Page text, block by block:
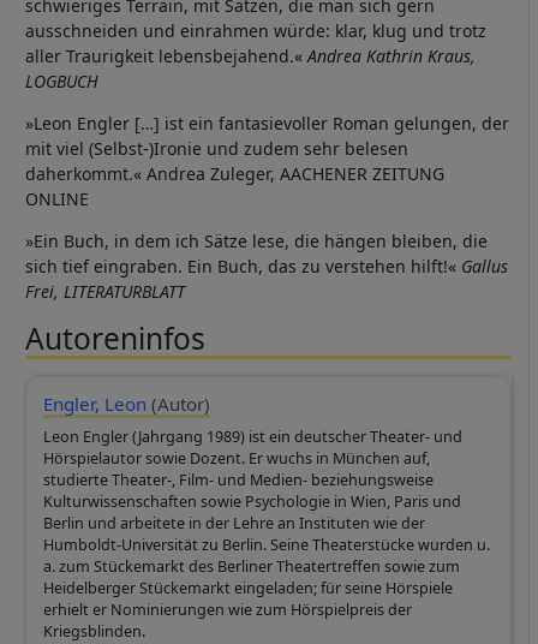
schwieriges Terrain, mit Sätzen, die man sich gern
ausschneiden und einrahmen würde: klar, klug und trotz
aller Traurigkeit lebensbejahend.«Andrea Kathrin Kraus,
LOGBUCH
»Leon Engler […] ist ein fantasievoller Roman gelungen, der
mit viel (Selbst-)Ironie und zudem sehr belesen
daherkommt.« Andrea Zuleger, AACHENER ZEITUNG
ONLINE
»Ein Buch, in dem ich Sätze lese, die hängen bleiben, die
sich tief eingraben. Ein Buch, das zu verstehen hilft!« Gallus
Frei, LITERATURBLATT
Autoreninfos
Engler, Leon (Autor)
Leon Engler (Jahrgang 1989) ist ein deutscher Theater- und
Hörspielautor sowie Dozent. Er wuchs in München auf,
studierte Theater-, Film- und Medien- beziehungsweise
Kulturwissenschaften sowie Psychologie in Wien, Paris und
Berlin und arbeitete in der Lehre an Instituten wie der
Humboldt‑Universität zu Berlin. Seine Theaterstücke wurden u.
a. zum Stückemarkt des Berliner Theatertreffen sowie zum
Heidelberger Stückemarkt eingeladen; für seine Hörspiele
erhielt er Nominierungen wie zum Hörspielpreis der
Kriegsblinden.